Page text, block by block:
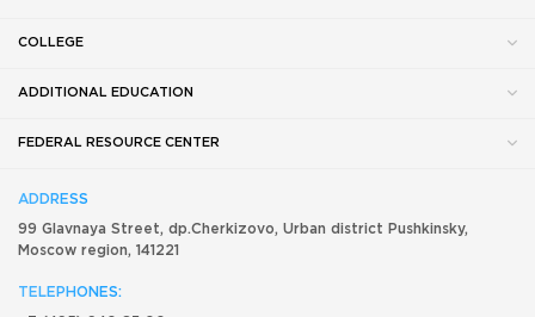
COLLEGE
ADDITIONAL EDUCATION
FEDERAL RESOURCE CENTER
ADDRESS
99 Glavnaya Street, dp.Cherkizovo, Urban district Pushkinsky,
Moscow region, 141221
TELEPHONES: